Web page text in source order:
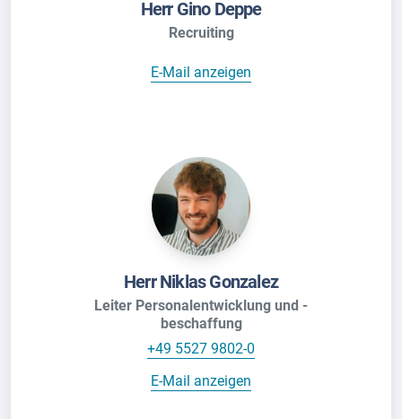
Herr Gino Deppe
Recruiting
E-Mail anzeigen
Herr Niklas Gonzalez
Leiter Personalentwicklung und -
beschaffung
+49 5527 9802-0
E-Mail anzeigen